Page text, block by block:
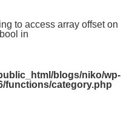
to access array offset on
in
blogs/niko/wp-
functions/category.php